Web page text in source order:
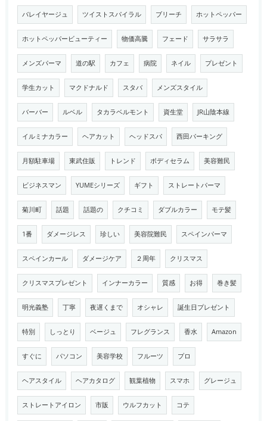
バレイヤージュ ツイストスパイラル ブリーチ ホットペッパー
ホットペッパービューティー 物価高騰 フェード サラサラ
メンズパーマ 道の駅 カフェ 病院 ネイル プレゼント
学生カット マクドナルド スタバ メンズスタイル
バーバー ルベル タカラベルモント 資生堂 JR山陰本線
イルミナカラー ヘアカット ヘッドスパ 西田パーキング
月額駐車場 東武住販 トレンド ボディセラム 美容難民
ビジネスマン YUMEシリーズ ギフト ストレートパーマ
菊川町 話題 話題の クチコミ ダブルカラー モテ髪
1番 ダメージレス 珍しい 美容院難民 スペインパーマ
スペインカール ダメージケア ２周年 クリスマス
クリスマスプレゼント インナーカラー 質感 お得 巻き髪
明光義塾 丁寧 夜遅くまで オシャレ 誕生日プレゼント
特別 しっとり ベージュ フレグランス 香水 Amazon
すぐに パソコン 美容学校 フルーツ プロ
ヘアスタイル ヘアカタログ 観葉植物 スマホ グレージュ
ストレートアイロン 市販 ウルフカット コテ